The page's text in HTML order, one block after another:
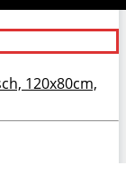
120x80cm,